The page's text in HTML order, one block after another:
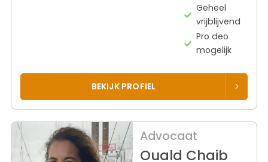
Geheel
vrijblijvend
Pro deo
mogelijk
BEKIJK PROFIEL
Advocaat
Ouald Chaib